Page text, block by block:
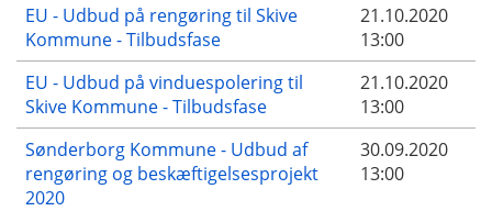
EU - Udbud på rengøring til Skive
Kommune - Tilbudsfase
21.10.2020
13:00
EU - Udbud på vinduespolering til
Skive Kommune - Tilbudsfase
21.10.2020
13:00
Sønderborg Kommune - Udbud af
rengøring og beskæftigelsesprojekt
2020
30.09.2020
13:00